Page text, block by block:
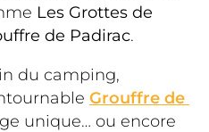
Les Grottes de
de Padirac.
du camping,
Grouffre de
unique… ou encore